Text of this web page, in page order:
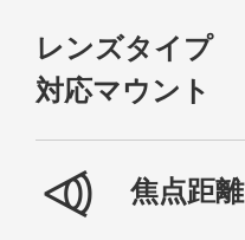
レンズタイプ
対応マウント
焦点距離